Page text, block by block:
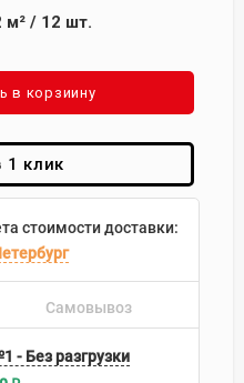
м²/ 12 шт.
в корзиину
1 клик
стоимости доставки:
Самовывоз
- Без разгрузки